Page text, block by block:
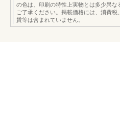
の色は、印刷の特性上実物とは多少異な
ご了承ください。掲載価格には、消費税
賃等は含まれていません。